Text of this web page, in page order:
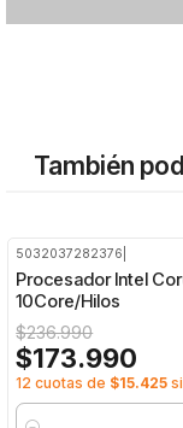
También
5032037282376
Procesador Intel
10Core/Hilos
$236.990
$173.990
12 cuotas de $15.425